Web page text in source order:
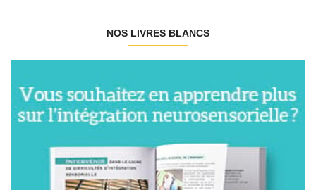
NOS LIVRES BLANCS